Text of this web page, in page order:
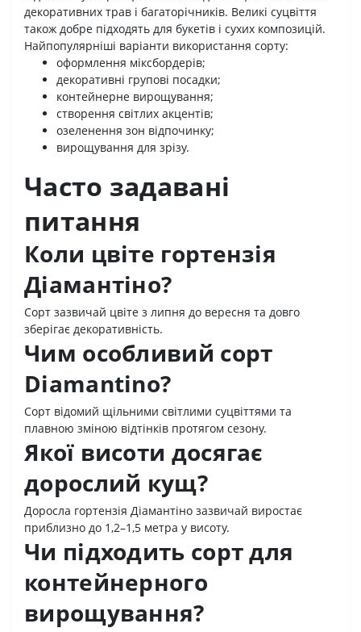
декоративних трав і багаторічників. Великі суцвіття
також добре підходять для букетів і сухих композицій.
Найпопулярніші варіанти використання сорту:
оформлення міксбордерів;
декоративні групові посадки;
контейнерне вирощування;
створення світлих акцентів;
озеленення зон відпочинку;
вирощування для зрізу.
Часто задавані
питання
Коли цвіте гортензія
Діамантіно?
Сорт зазвичай цвіте з липня до вересня та довго
зберігає декоративність.
Чим особливий сорт
Diamantino?
Сорт відомий щільними світлими суцвіттями та
плавною зміною відтінків протягом сезону.
Якої висоти досягає
дорослий кущ?
Доросла гортензія Діамантіно зазвичай виростає
приблизно до 1,2–1,5 метра у висоту.
Чи підходить сорт для
контейнерного
вирощування?